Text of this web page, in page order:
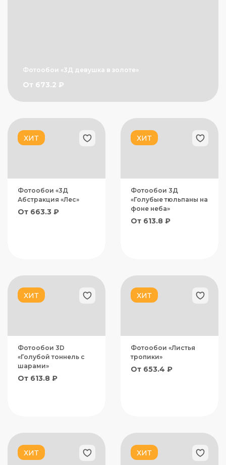
Фотообои «3Д девушка в золоте»
От 673.2 ₽
ХИТ
Фотообои «3Д
Абстракция «Лес»
От 663.3 ₽
ХИТ
Фотообои 3Д
«Голубые тюльпаны на
фоне неба»
От 613.8 ₽
ХИТ
Фотообои 3D
«Голубой тоннель с
шарами»
От 613.8 ₽
ХИТ
Фотообои «Листья
тропики»
От 653.4 ₽
ХИТ ХИТ